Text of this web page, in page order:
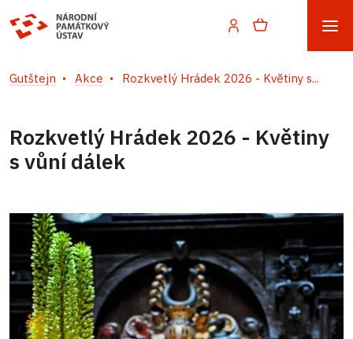
Gutštejn Akce Rozkvetlý Hrádek 2026 - Květiny s...
Rozkvetlý Hrádek 2026 - Květiny
s vůní dálek